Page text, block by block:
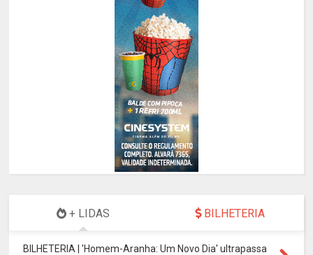
+ LIDAS BILHETERIA
BILHETERIA | 'Homem-Aranha: Um Novo Dia' ultrapassa